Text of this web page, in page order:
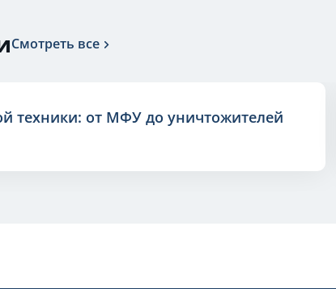
Смотреть все
техники: от МФУ до уничтожителей